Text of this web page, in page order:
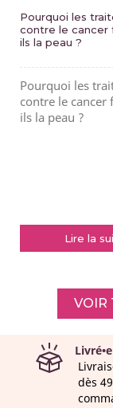
Pourquoi les
contre le cancer
ils la peau ?
Pourquoi les
contre le cancer
ils la peau ?
Lire la
VOIR
dès